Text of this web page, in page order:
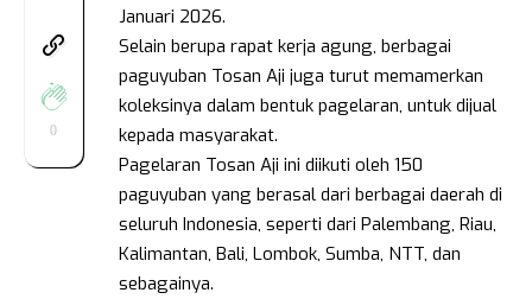
0
Januari 2026.
Selain berupa rapat kerja agung, berbagai
paguyuban Tosan Aji juga turut memamerkan
koleksinya dalam bentuk pagelaran, untuk dijual
kepada masyarakat.
Pagelaran Tosan Aji ini diikuti oleh 150
paguyuban yang berasal dari berbagai daerah di
seluruh Indonesia, seperti dari Palembang, Riau,
Kalimantan, Bali, Lombok, Sumba, NTT, dan
sebagainya.